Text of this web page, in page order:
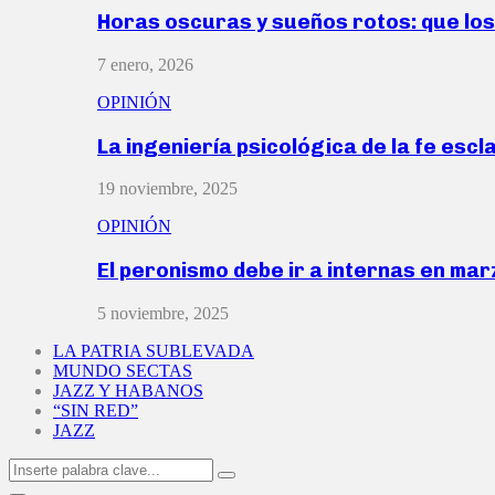
Horas oscuras y sueños rotos: que
7 enero, 2026
OPINIÓN
La ingeniería psicológica de la fe
19 noviembre, 2025
OPINIÓN
El peronismo debe ir a internas en
5 noviembre, 2025
LA PATRIA SUBLEVADA
MUNDO SECTAS
JAZZ Y HABANOS
“SIN RED”
JAZZ
Search
for:
Search